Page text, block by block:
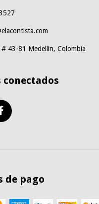
# 43-81 Medellin, Colombia
conectados
de pago